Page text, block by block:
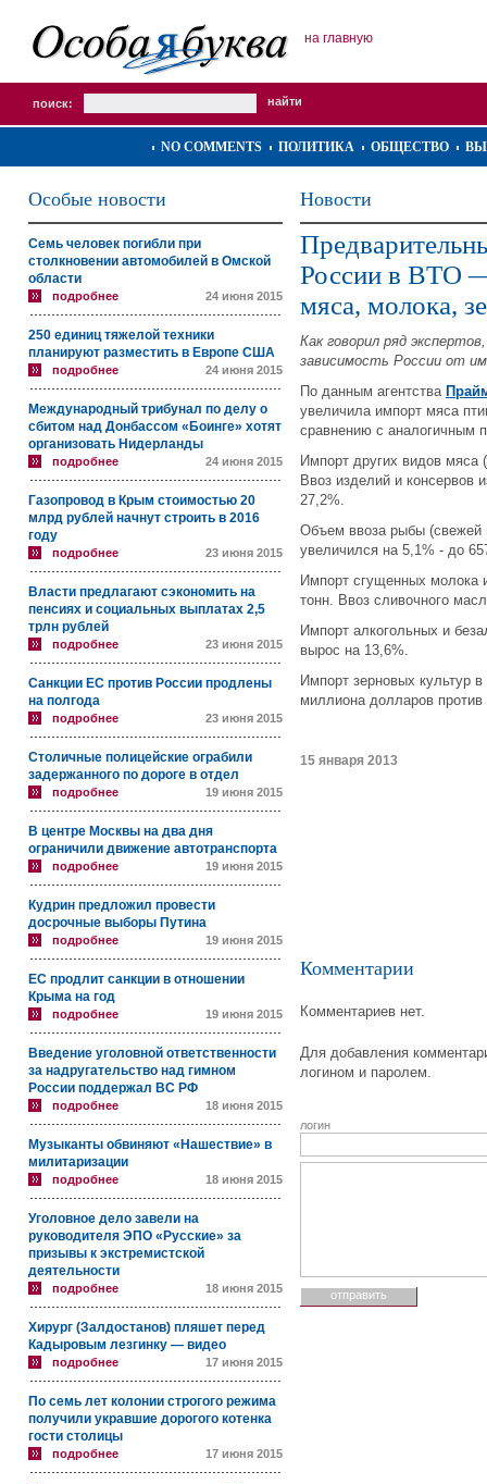
на главную
поиск:
NO COMMENTS ПОЛИТИКА ОБЩЕСТВО
Особые новости
Семь человек погибли при
столкновении автомобилей в Омской
области
подробнее 24 июня 2015
250 единиц тяжелой техники
планируют разместить в Европе США
подробнее 24 июня 2015
Международный трибунал по делу о
сбитом над Донбассом «Боинге» хотят
организовать Нидерланды
подробнее 24 июня 2015
Газопровод в Крым стоимостью 20
млрд рублей начнут строить в 2016
году
подробнее 23 июня 2015
Власти предлагают сэкономить на
пенсиях и социальных выплатах 2,5
трлн рублей
подробнее 23 июня 2015
Санкции ЕС против России продлены
на полгода
подробнее 23 июня 2015
Столичные полицейские ограбили
задержанного по дороге в отдел
подробнее 19 июня 2015
В центре Москвы на два дня
ограничили движение автотранспорта
подробнее 19 июня 2015
Кудрин предложил провести
досрочные выборы Путина
подробнее 19 июня 2015
ЕС продлит санкции в отношении
Крыма на год
подробнее 19 июня 2015
Введение уголовной ответственности
за надругательство над гимном
России поддержал ВС РФ
подробнее 18 июня 2015
Музыканты обвиняют «Нашествие» в
милитаризации
подробнее 18 июня 2015
Уголовное дело завели на
руководителя ЭПО «Русские» за
призывы к экстремистской
деятельности
подробнее 18 июня 2015
Хирург (Залдостанов) пляшет перед
Кадыровым лезгинку — видео
подробнее 17 июня 2015
По семь лет колонии строгого режима
получили укравшие дорогого котенка
гости столицы
подробнее 17 июня 2015
Новости
России в ВТО
мяса, молока,
Как говорил ряд
зависимость России от
По данным агентства
увеличила импорт мяса
сравнению с аналогичным
Импорт других видов мяса
Ввоз изделий и консервов
27,2%.
Объем ввоза рыбы (свежей
увеличился на 5,1% - до
Импорт сгущенных молока
тонн. Ввоз сливочного
Импорт алкогольных и
вырос на 13,6%.
Импорт зерновых культур
миллиона долларов
15 января 2013
Комментарии
Комментариев нет.
Для добавления
логином и паролем.
логин